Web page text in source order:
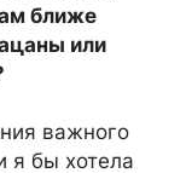
ближе
или
важного
я бы хотела